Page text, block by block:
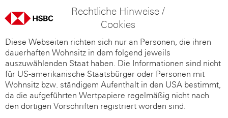
Rechtliche Hinweise /
Cookies
Diese Webseiten richten sich nur an Personen, die ihren
dauerhaften Wohnsitz in dem folgend jeweils
auszuwählenden Staat haben. Die Informationen sind nicht
für US-amerikanische Staatsbürger oder Personen mit
Wohnsitz bzw. ständigem Aufenthalt in den USA bestimmt,
da die aufgeführten Wertpapiere regelmäßig nicht nach
den dortigen Vorschriften registriert worden sind.